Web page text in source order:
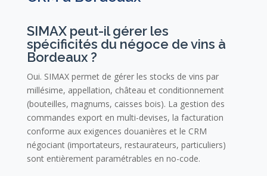
SIMAX peut-il gérer les
spécificités du négoce de vins à
Bordeaux ?
Oui. SIMAX permet de gérer les stocks de vins par
millésime, appellation, château et conditionnement
(bouteilles, magnums, caisses bois). La gestion des
commandes export en multi-devises, la facturation
conforme aux exigences douanières et le CRM
négociant (importateurs, restaurateurs, particuliers)
sont entièrement paramétrables en no-code.